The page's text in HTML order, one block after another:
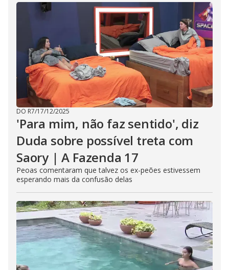
DO R7/17/12/2025
'Para mim, não faz sentido', diz
Duda sobre possível treta com
Saory | A Fazenda 17
Peoas comentaram que talvez os ex-peões estivessem
esperando mais da confusão delas